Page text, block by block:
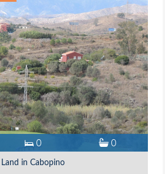
0 0
Land in Cabopino